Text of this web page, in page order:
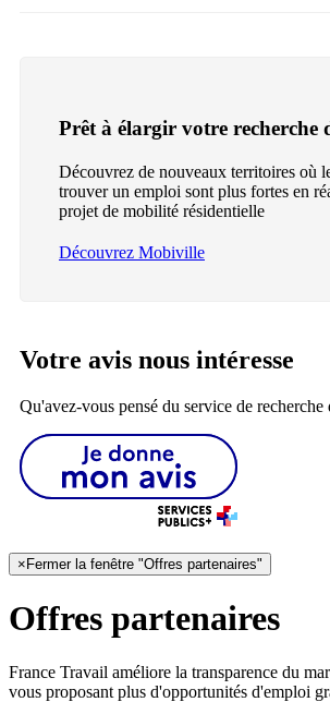
Prêt à élargir votre recherche
Découvrez de nouveaux territoires où
trouver un emploi sont plus fortes en
projet de mobilité résidentielle
Découvrez Mobiville
Votre avis nous intéresse
Qu'avez-vous pensé du service de recherche
× Fermer la fenêtre "Offres partenaires"
Offres partenaires
France Travail améliore la transparence du
vous proposant plus d'opportunités d'emploi